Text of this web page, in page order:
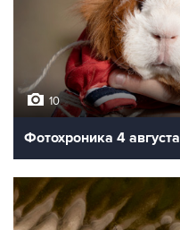
10
Фотохроника 4 августа